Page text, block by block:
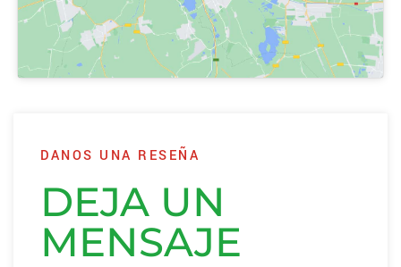
DANOS UNA RESEÑA
DEJA UN
MENSAJE